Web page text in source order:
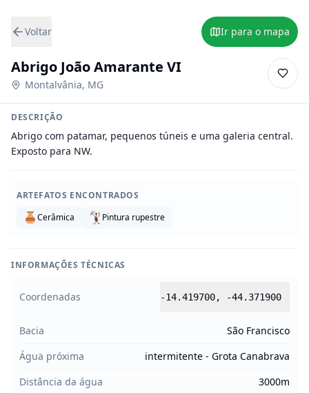
Voltar Ir para o mapa
Abrigo João Amarante VI
Montalvânia, MG
DESCRIÇÃO
Abrigo com patamar, pequenos túneis e uma galeria central.
Exposto para NW.
ARTEFATOS ENCONTRADOS
Cerâmica
Pintura rupestre
INFORMAÇÕES TÉCNICAS
Coordenadas -14.419700, -44.371900
Bacia
São Francisco
Água próxima
intermitente - Grota Canabrava
Distância da água
3000m